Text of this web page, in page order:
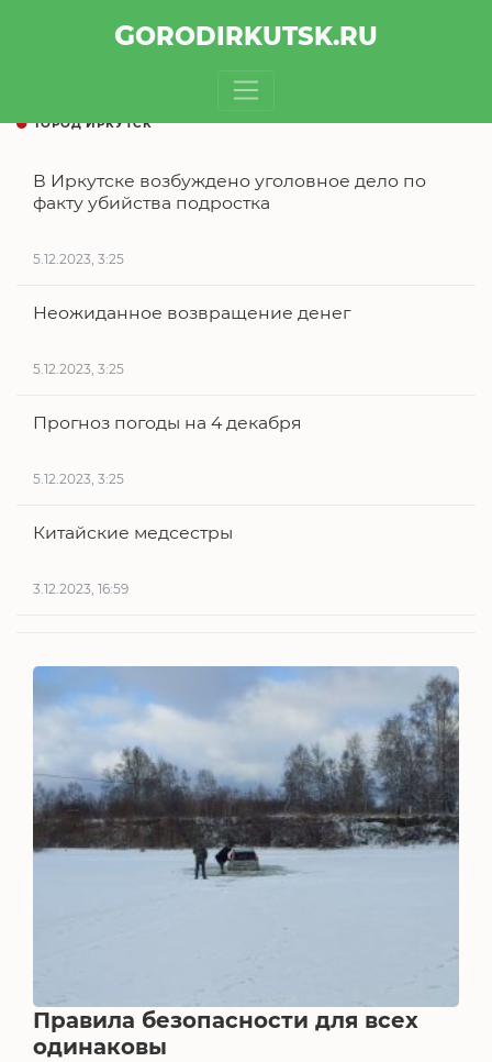
GORODIRKUTSK.RU
ГОРОД ИРКУТСК
В Иркутске возбуждено уголовное дело по
факту убийства подростка
5.12.2023, 3:25
Неожиданное возвращение денег
5.12.2023, 3:25
Прогноз погоды на 4 декабря
5.12.2023, 3:25
Китайские медсестры
3.12.2023, 16:59
Правила безопасности для всех
одинаковы